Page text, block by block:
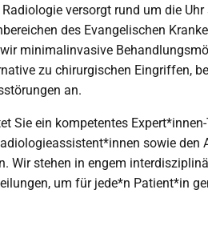
Radiologie versorgt rund um die
des Evangelischen
minimalinvasive
zu chirurgischen Eingriffen,
an.
Sie ein kompetentes
sowie den
Wir stehen in engem
um für jede*n Patient*in